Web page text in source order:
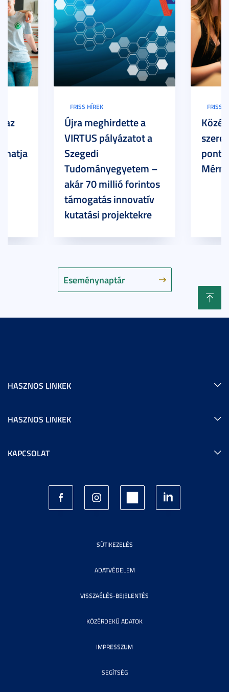
Eseménynaptár
az
FRISS HÍREK
Újra meghirdette a
VIRTUS pályázatot a
Szegedi
Tudományegyetem –
akár 70 millió forintos
támogatás innovatív
kutatási projektekre
FRISS
HASZNOS LINKEK
HASZNOS LINKEK
KAPCSOLAT
SÜTIKEZELÉS
ADATVÉDELEM
VISSZAÉLÉS-BEJELENTÉS
KÖZÉRDEKŰ ADATOK
IMPRESSZUM
SEGÍTSÉG